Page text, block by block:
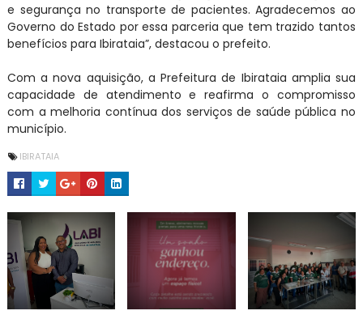
e segurança no transporte de pacientes. Agradecemos ao
Governo do Estado por essa parceria que tem trazido tantos
benefícios para Ibirataia”, destacou o prefeito.
Com a nova aquisição, a Prefeitura de Ibirataia amplia sua
capacidade de atendimento e reafirma o compromisso
com a melhoria contínua dos serviços de saúde pública no
município.
IBIRATAIA